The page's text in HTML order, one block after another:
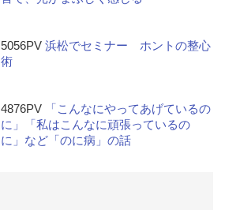
5056PV浜松でセミナー ホントの整心
術
4876PV
「こんなにやってあげているの
に」「私はこんなに頑張っているの
に」など「のに病」の話